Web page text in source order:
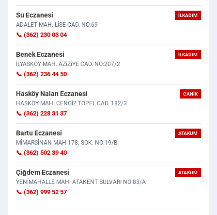
Su Eczanesi İLKADIM
ADALET MAH. LİSE CAD. NO:69
📞 (362) 230 03 04
Benek Eczanesi İLKADIM
İLYASKÖY MAH. AZiZiYE CAD. NO:207/2
📞 (362) 236 44 50
Hasköy Nalan Eczanesi CANIK
HASKÖY MAH. CENGİZ TOPEL CAD. 182/3
📞 (362) 228 31 37
Bartu Eczanesi ATAKUM
MİMARSİNAN MAH 178. SOK. NO:19/B
📞 (362) 502 39 40
Çiğdem Eczanesi ATAKUM
YENİMAHALLE MAH. ATAKENT BULVARI NO:83/A
📞 (362) 999 52 57